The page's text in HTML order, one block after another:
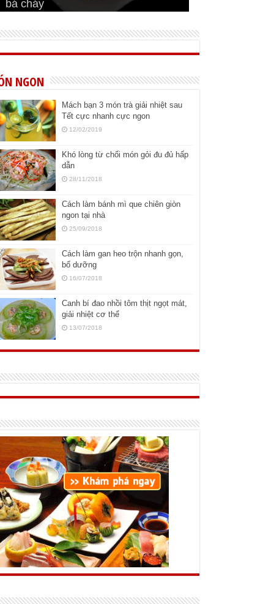
bá cháy
Bí quyết để chiên đậu hũ giòn ngon
đúng vị
Cách ướp thịt heo chiên ngon mềm
ngon
NGON
Mách bạn 3 món trà giải nhiệt sau
Tết cực nhanh cực ngon
12/02/2019
Khó lòng từ chối món gỏi đu đủ hấp
dẫn
28/11/2018
Cách làm bánh mì que chiên giòn
ngon tại nhà
25/09/2018
Cách làm gan heo trộn nhanh gọn,
bổ dưỡng
16/07/2018
Canh bí đao nhồi tôm thịt ngọt mát,
giải nhiệt cơ thể
13/07/2018